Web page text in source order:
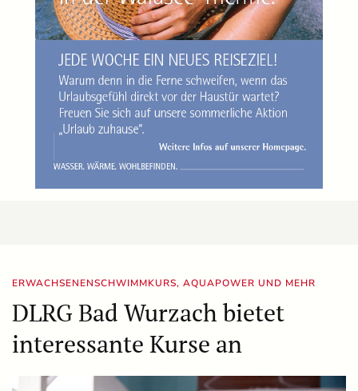
ERWACHSENENSCHWIMMKURS, AQUAPOWER UND MEHR
DLRG Bad Wurzach bietet
interessante Kurse an